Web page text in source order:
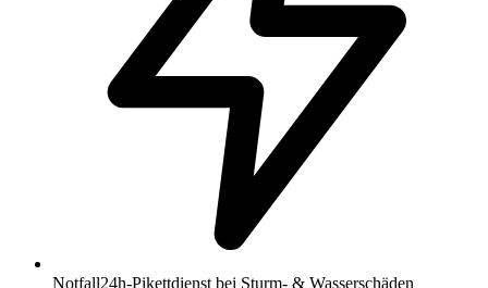
Notfall24h-Pikettdienst bei Sturm- & Wasserschäden